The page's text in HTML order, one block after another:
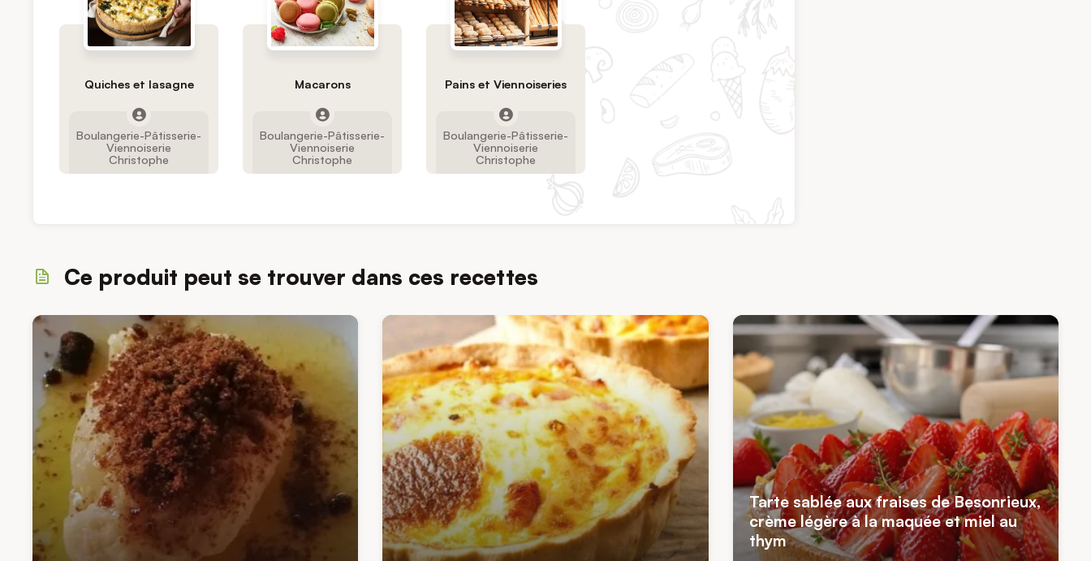
Quiches et lasagne
Boulangerie-Pâtisserie-
Viennoiserie
Christophe
Macarons
Boulangerie-Pâtisserie-
Viennoiserie
Christophe
Pains et Viennoiseries
Boulangerie-Pâtisserie-
Viennoiserie
Christophe
Ce produit peut se trouver dans ces recettes
Tarte sablée aux fraises de Besonrieux,
crème légère à la maquée et miel au
thym